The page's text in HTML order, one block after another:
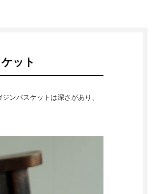
ット
ンバスケットは深さがあり、